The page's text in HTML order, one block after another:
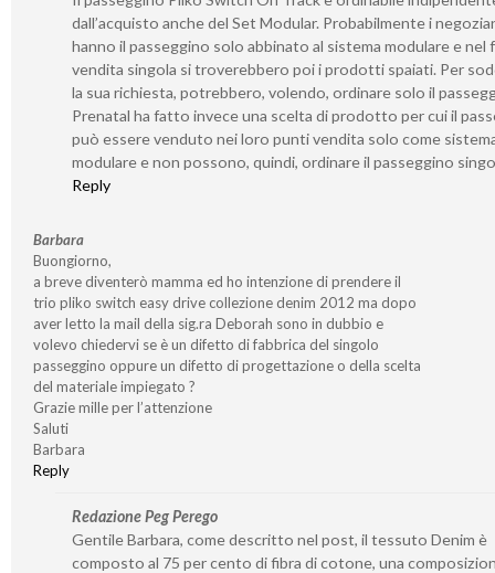
dall’acquisto anche del Set Modular. Probabilmente i
hanno il passeggino solo abbinato al sistema modulare e nel
vendita singola si troverebbero poi i prodotti spaiati. Per
la sua richiesta, potrebbero, volendo, ordinare solo il
Prenatal ha fatto invece una scelta di prodotto per cui il
può essere venduto nei loro punti vendita solo come
modulare e non possono, quindi, ordinare il passeggino
Reply
Barbara
Buongiorno,
a breve diventerò mamma ed ho intenzione di prendere il
trio pliko switch easy drive collezione denim 2012 ma dopo
aver letto la mail della sig.ra Deborah sono in dubbio e
volevo chiedervi se è un difetto di fabbrica del singolo
passeggino oppure un difetto di progettazione o della scelta
del materiale impiegato ?
Grazie mille per l’attenzione
Saluti
Barbara
Reply
Redazione Peg Perego
Gentile Barbara, come descritto nel post, il tessuto Denim è
composto al 75 per cento di fibra di cotone, una